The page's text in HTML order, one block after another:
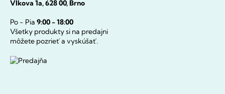
Vlkova 1a, 628 00, Brno
Po - Pia 9:00 - 18:00
Všetky produkty si na predajni
môžete pozrieť a vyskúšať.